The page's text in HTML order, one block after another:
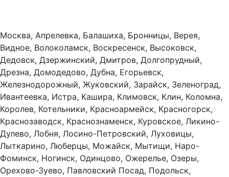
Москва, Апрелевка, Балашиха, Бронницы, Верея,
Видное, Волоколамск, Воскресенск, Высоковск,
Дедовск, Дзержинский, Дмитров, Долгопрудный,
Дрезна, Домодедово, Дубна, Егорьевск,
Железнодорожный, Жуковский, Зарайск, Зеленоград,
Ивантеевка, Истра, Кашира, Климовск, Клин, Коломна,
Королев, Котельники, Красноармейск, Красногорск,
Краснозаводск, Краснознаменск, Куровское, Ликино-
Дулево, Лобня, Лосино-Петровский, Луховицы,
Лыткарино, Люберцы, Можайск, Мытищи, Наро-
Фоминск, Ногинск, Одинцово, Ожерелье, Озеры,
Орехово-Зуево, Павловский Посад, Подольск,